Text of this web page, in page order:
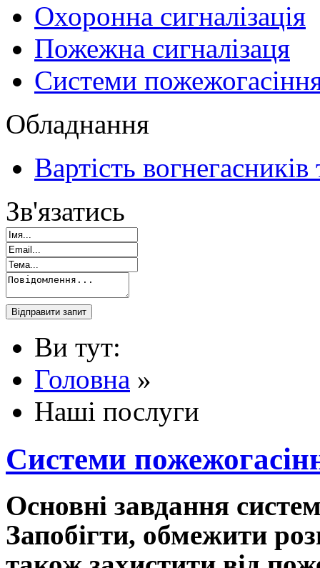
Охоронна сигналізація
Пожежна сигналізаця
Системи
Обладнання
Вартість
Зв'язатись
Ви тут:
Головна »
Наші послуги
Системи
Основні завдання
Запобігти, обмежити